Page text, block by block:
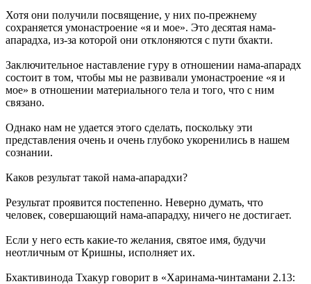
Хотя они получили посвящение, у них по-прежнему
сохраняется умонастроение «я и мое». Это десятая нама-
апарадха, из-за которой они отклоняются с пути бхакти.
Заключительное наставление гуру в отношении нама-апарадх
состоит в том, чтобы мы не развивали умонастроение «я и
мое» в отношении материального тела и того, что с ним
связано.
Однако нам не удается этого сделать, поскольку эти
представления очень и очень глубоко укоренились в нашем
сознании.
Каков результат такой нама-апарадхи?
Результат проявится постепенно. Неверно думать, что
человек, совершающий нама-апарадху, ничего не достигает.
Если у него есть какие-то желания, святое имя, будучи
неотличным от Кришны, исполняет их.
Бхактивинода Тхакур говорит в «Харинама-чинтамани 2.13: